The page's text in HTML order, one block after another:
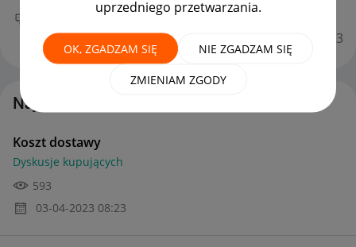
uprzedniego przetwarzania.
OK, ZGADZAM SIĘ NIE ZGADZAM SIĘ
ZMIENIAM ZGODY
Twój nowy wpis Koszt dostawy
kupującychmożna już podziwiać :) 08:23
Najnowsze posty autorstwa wandern7
Koszt dostawy
Dyskusje kupujących
593
‎03-04-2023 08:23